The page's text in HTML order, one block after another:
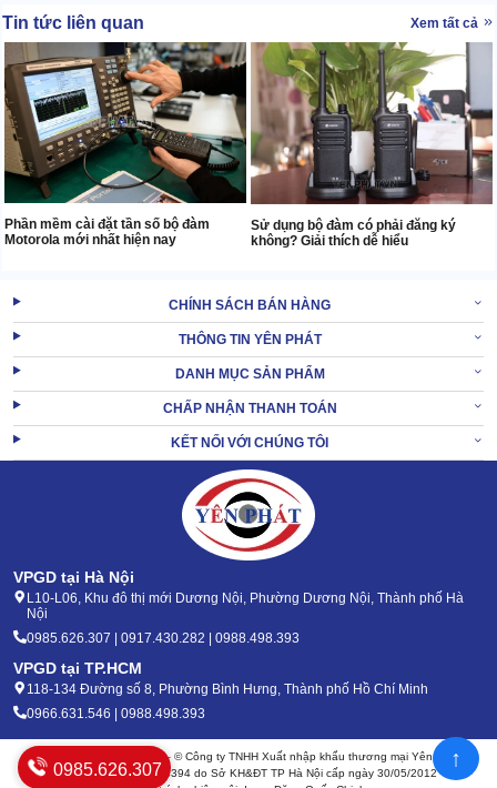
Tin tức liên quan Xem tất cả
Phần mềm cài đặt tần số bộ đàm
Motorola mới nhất hiện nay
Sử dụng bộ đàm có phải đăng ký
không? Giải thích dễ hiểu
CHÍNH SÁCH BÁN HÀNG
THÔNG TIN YÊN PHÁT
DANH MỤC SẢN PHẨM
CHẤP NHẬN THANH TOÁN
KẾT NỐI VỚI CHÚNG TÔI
VPGD tại Hà Nội
L10-L06, Khu đô thị mới Dương Nội, Phường Dương Nội, Thành phố Hà
Nội
0985.626.307 | 0917.430.282 | 0988.498.393
VPGD tại TP.HCM
118-134 Đường số 8, Phường Bình Hưng, Thành phố Hồ Chí Minh
0966.631.546 | 0988.498.393
Bản quyền 2020 - 2026 – © Công ty TNHH Xuất nhập khẩu thương mại Yên Phát
Mã số thuế: 0105904394 do Sở KH&ĐT TP Hà Nội cấp ngày 30/05/2012
0985.626.307 ↑